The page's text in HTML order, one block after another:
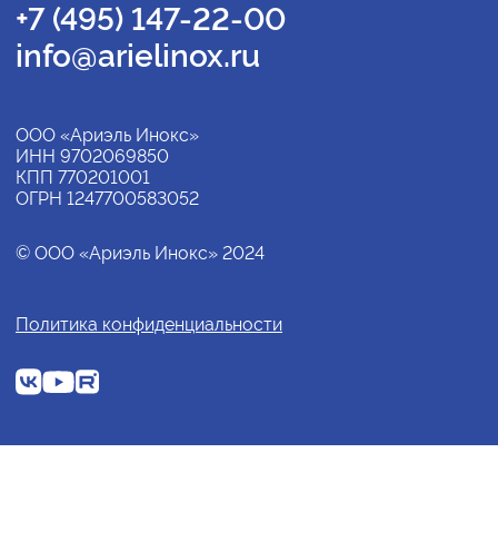
+7 (495) 147-22-00
info@arielinox.ru
ООО «Ариэль Инокс»
ИНН 9702069850
КПП 770201001
ОГРН 1247700583052
© ООО «Ариэль Инокс» 2024
Политика конфиденциальности